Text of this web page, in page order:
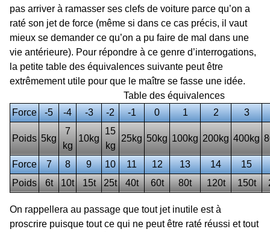
pas arriver à ramasser ses clefs de voiture parce qu’on a
raté son jet de force (même si dans ce cas précis, il vaut
mieux se demander ce qu’on a pu faire de mal dans une
vie antérieure). Pour répondre à ce genre d’interrogations,
la petite table des équivalences suivante peut être
extrêmement utile pour que le maître se fasse une idée.
Table des équivalences
Force
-5 -4 -3 -2 -1 0 1 2 3
Poids 5kg
7
kg
10kg
15
kg
25kg 50kg 100kg 200kg 400kg
Force 7 8 9 10 11 12 13 14
15
Poids
6t 10t 15t 25t 40t 60t 80t 120t 150t
On rappellera au passage que tout jet inutile est à
proscrire puisque tout ce qui ne peut être raté réussi et tout